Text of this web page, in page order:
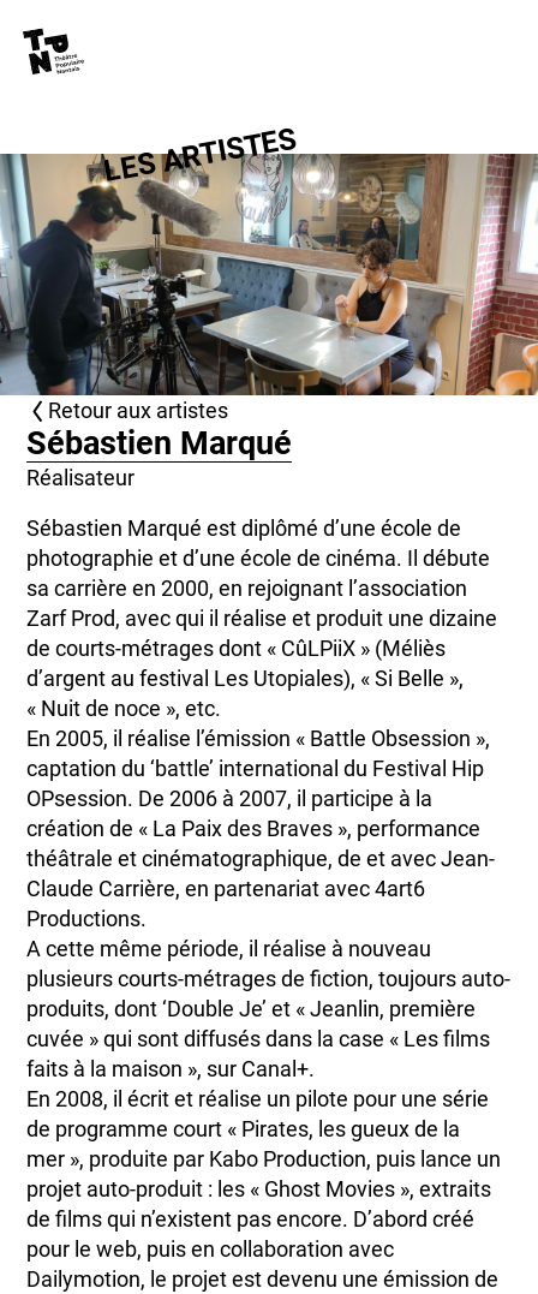
LES ARTISTES
Retour aux artistes
Sébastien Marqué
Réalisateur
Sébastien Marqué est diplômé d’une école de
photographie et d’une école de cinéma. Il débute
sa carrière en 2000, en rejoignant l’association
Zarf Prod, avec qui il réalise et produit une dizaine
de courts-métrages dont « CûLPiiX » (Méliès
d’argent au festival Les Utopiales), « Si Belle »,
« Nuit de noce », etc.
En 2005, il réalise l’émission « Battle Obsession »,
captation du ‘battle’ international du Festival Hip
OPsession. De 2006 à 2007, il participe à la
création de « La Paix des Braves », performance
théâtrale et cinématographique, de et avec Jean-
Claude Carrière, en partenariat avec 4art6
Productions.
A cette même période, il réalise à nouveau
plusieurs courts-métrages de fiction, toujours auto-
produits, dont ‘Double Je’ et « Jeanlin, première
cuvée » qui sont diffusés dans la case « Les films
faits à la maison », sur Canal+.
En 2008, il écrit et réalise un pilote pour une série
de programme court « Pirates, les gueux de la
mer », produite par Kabo Production, puis lance un
projet auto-produit : les « Ghost Movies », extraits
de films qui n’existent pas encore. D’abord créé
pour le web, puis en collaboration avec
Dailymotion, le projet est devenu une émission de